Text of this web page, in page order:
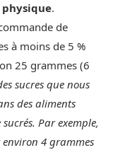
physique.
de
à moins de 5 %
25 grammes (6
sucres que nous
des aliments
Par exemple,
4 grammes